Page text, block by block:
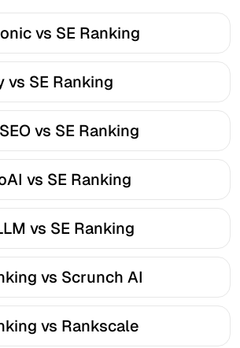
vs SE Ranking
vs SE Ranking
vs SE Ranking
vs SE Ranking
vs SE Ranking
vs Scrunch AI
vs Rankscale